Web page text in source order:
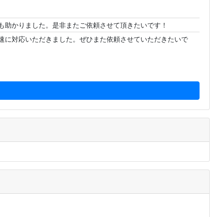
かりました。是非またご依頼させて頂きたいです！
対応いただきました。ぜひまた依頼させていただきたいで